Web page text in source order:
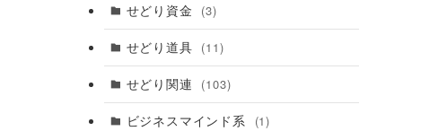
せどり資金 (3)
せどり道具 (11)
せどり関連 (103)
ビジネスマインド系 (1)